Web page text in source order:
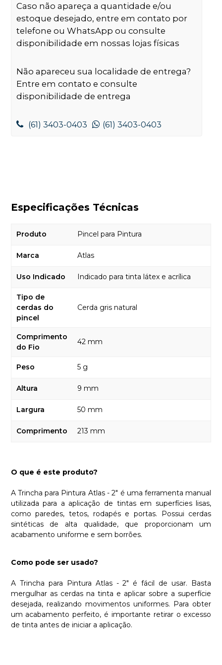
Caso não apareça a quantidade e/ou
estoque desejado, entre em contato por
telefone ou WhatsApp ou consulte
disponibilidade em nossas lojas físicas
Não apareceu sua localidade de entrega?
Entre em contato e consulte
disponibilidade de entrega
(61) 3403-0403 (61) 3403-0403
Especificações Técnicas
Produto Pincel para Pintura
Marca Atlas
Uso Indicado Indicado para tinta látex e acrílica
Tipo de
cerdas do
pincel
Cerda gris natural
Comprimento
do Fio
42 mm
Peso 5 g
Altura 9 mm
Largura 50 mm
Comprimento 213 mm
O que é este produto?
A Trincha para Pintura Atlas - 2" é uma ferramenta manual
utilizada para a aplicação de tintas em superfícies lisas,
como paredes, tetos, rodapés e portas. Possui cerdas
sintéticas de alta qualidade, que proporcionam um
acabamento uniforme e sem borrões.
Como pode ser usado?
A Trincha para Pintura Atlas - 2" é fácil de usar. Basta
mergulhar as cerdas na tinta e aplicar sobre a superfície
desejada, realizando movimentos uniformes. Para obter
um acabamento perfeito, é importante retirar o excesso
de tinta antes de iniciar a aplicação.